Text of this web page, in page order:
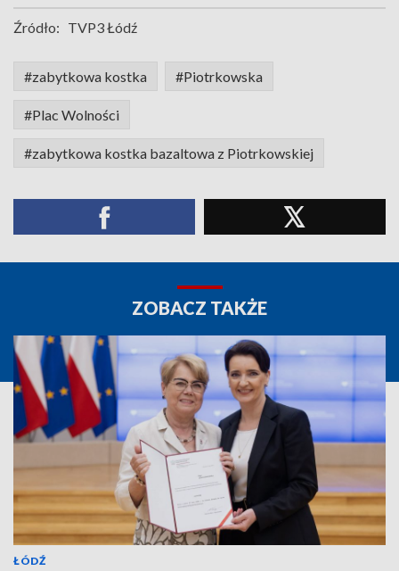
Źródło: TVP3 Łódź
#zabytkowa kostka #Piotrkowska
#Plac Wolności
#zabytkowa kostka bazaltowa z Piotrkowskiej
ZOBACZ TAKŻE
ŁÓDŹ